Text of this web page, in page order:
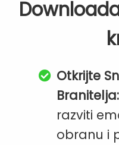
Otkrijte
Branitelja:
razviti
obranu i